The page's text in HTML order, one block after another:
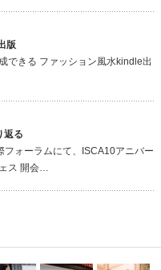
版
できる ファッション風水kindle出
返る
ォーラムにて、ISCA10アニバー
ス 開会…